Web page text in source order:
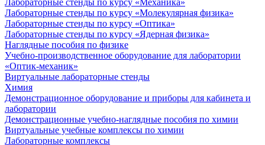
Лабораторные стенды по курсу «Механика»
Лабораторные стенды по курсу «Молекулярная физика»
Лабораторные стенды по курсу «Оптика»
Лабораторные стенды по курсу «Ядерная физика»
Наглядные пособия по физике
Учебно-производственное оборудование для лаборатории
«Оптик-механик»
Виртуальные лабораторные стенды
Химия
Демонстрационное оборудование и приборы для кабинета и
лаборатории
Демонстрационные учебно-наглядные пособия по химии
Виртуальные учебные комплексы по химии
Лабораторные комплексы